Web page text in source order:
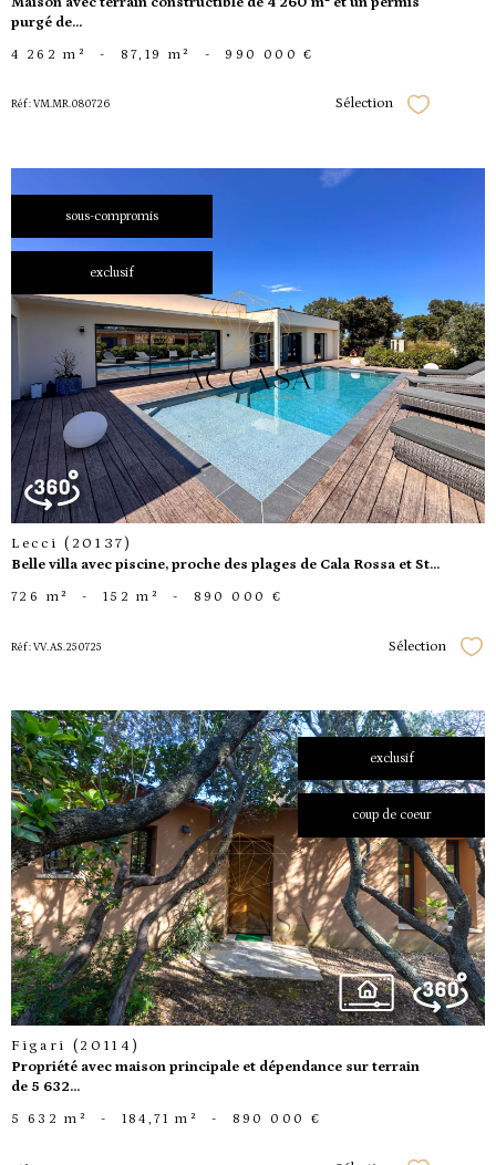
purgé de...
4 262 m² - 87,19 m² - 990 000 €
Réf : VM.MR.080726 Sélection Sélectionner
sous-compromis
exclusif
voir le
bien
Lecci (20137)
Belle villa avec piscine, proche des plages de Cala Rossa et St...
726 m² - 152 m² - 890 000 €
Réf : VV.AS.250725 Sélection
exclusif
coup de coeur
voir le
bien
Figari (20114)
Propriété avec maison principale et dépendance sur terrain
de 5 632...
5 632 m² - 184,71 m² - 890 000 €